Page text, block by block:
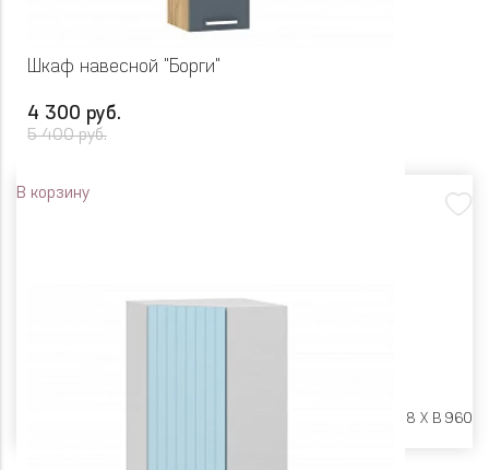
Шкаф навесной "Борги"
4 300 руб.
5 400 руб.
В корзину
Ш 300 X Г 318 X В 960